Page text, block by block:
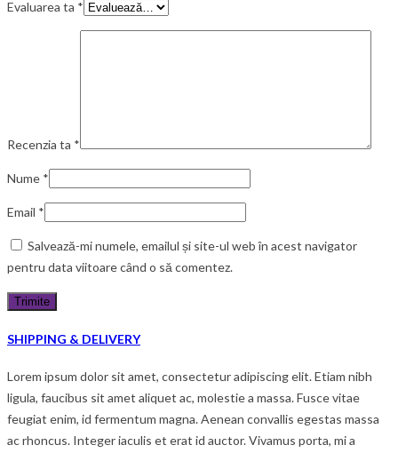
Evaluarea ta *
Recenzia ta *
Nume *
Email *
Salvează-mi numele, emailul și site-ul web în acest navigator
pentru data viitoare când o să comentez.
SHIPPING & DELIVERY
Lorem ipsum dolor sit amet, consectetur adipiscing elit. Etiam nibh
ligula, faucibus sit amet aliquet ac, molestie a massa. Fusce vitae
feugiat enim, id fermentum magna. Aenean convallis egestas massa
ac rhoncus. Integer iaculis et erat id auctor. Vivamus porta, mi a